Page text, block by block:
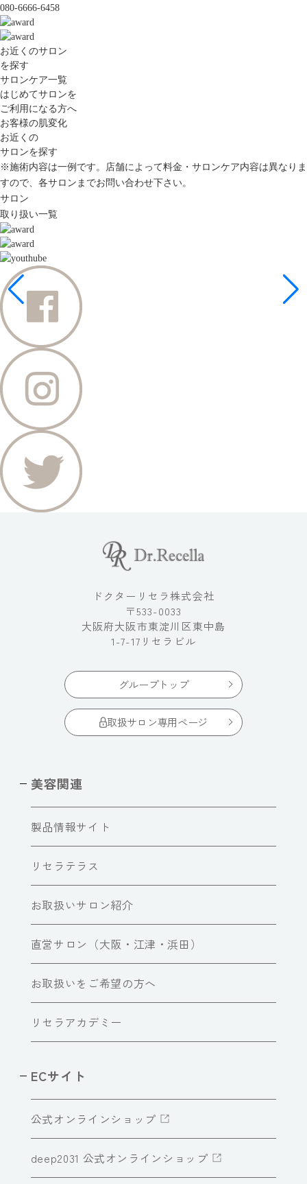
080-6666-6458
お近くのサロン
を探す
サロンケア一覧
はじめてサロンを
ご利用になる方へ
お客様の肌変化
お近くの
サロンを探す
※施術内容は一例です。店舗によって料金・サロンケア内容は異なりま
すので、各サロンまでお問い合わせ下さい。
サロン
取り扱い一覧
ドクターリセラ株式会社
〒533-0033
大阪府大阪市東淀川区東中島
1-7-17リセラビル
グループトップ
取扱サロン専用ページ
美容関連
製品情報サイト
リセラテラス
お取扱いサロン紹介
直営サロン（大阪・江津・浜田）
お取扱いをご希望の方へ
リセラアカデミー
ECサイト
公式オンラインショップ
deep2031 公式オンラインショップ